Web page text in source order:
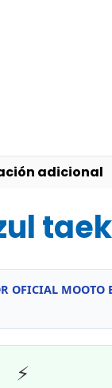
adicional
OFICIAL MOOTO
⚡